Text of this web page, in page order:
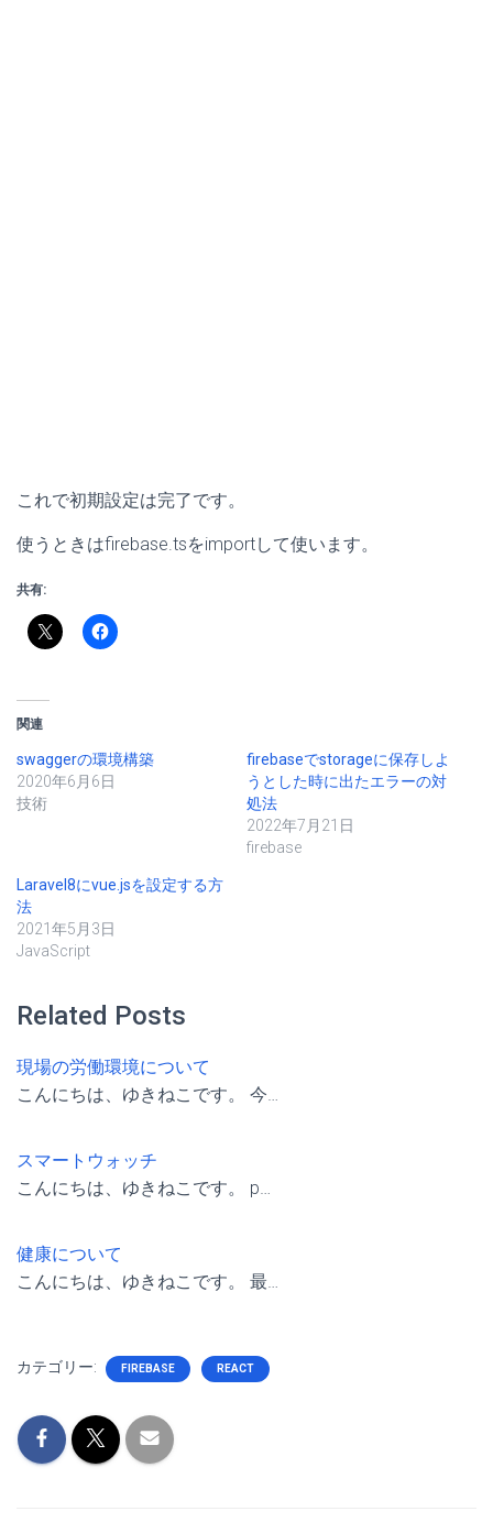
これで初期設定は完了です。
使うときはfirebase.tsをimportして使います。
共有:
関連
swaggerの環境構築
2020年6月6日
技術
firebaseでstorageに保存しよ
うとした時に出たエラーの対
処法
2022年7月21日
firebase
Laravel8にvue.jsを設定する方
法
2021年5月3日
JavaScript
Related Posts
現場の労働環境について
こんにちは、ゆきねこです。 今…
スマートウォッチ
こんにちは、ゆきねこです。 p…
健康について
こんにちは、ゆきねこです。 最…
カテゴリー: FIREBASE REACT